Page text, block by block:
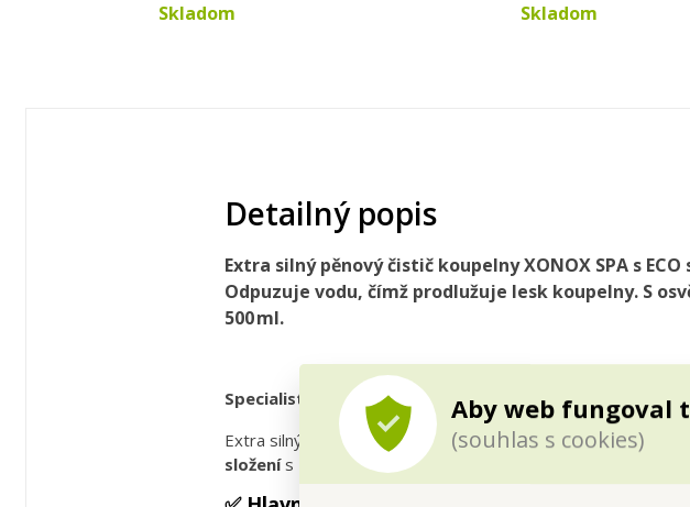
Aby web fungoval
(souhlas s cookies)
Skladom Skladom
Detailný popis
Extra silný pěnový čistič koupelny XONOX SPA s
Odpuzuje vodu, čímž prodlužuje lesk koupelny. S
500 ml.
Specialista na vodní kámen a lesk koupelny s ECO
Extra silný čistič
XONOX SPA je dokonalým parťákem pro
složenís biologicky rozložitelnými povrchově aktivními